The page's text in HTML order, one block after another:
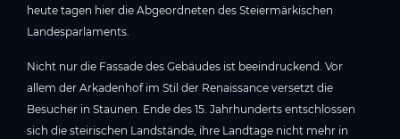
heute tagen hier die Abgeordneten des Steiermärkischen
Landesparlaments.
Nicht nur die Fassade des Gebäudes ist beeindruckend. Vor
allem der Arkadenhof im Stil der Renaissance versetzt die
Besucher in Staunen. Ende des 15. Jahrhunderts entschlossen
sich die steirischen Landstände, ihre Landtage nicht mehr in